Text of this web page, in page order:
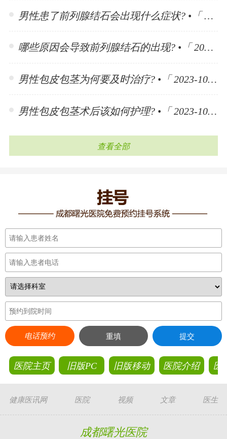
男性患了前列腺结石会出现什么症状? •「 2023-11-10 」
哪些原因会导致前列腺结石的出现? •「 2023-11-10 」
男性包皮包茎为何要及时治疗? •「 2023-10-30 」
男性包皮包茎术后该如何护理? •「 2023-10-30 」
查看全部
电话预约 重填 提交
医院主页 旧版PC 旧版移动 医院介绍 医
健康医讯网 医院 视频 文章 医生
成都曙光医院